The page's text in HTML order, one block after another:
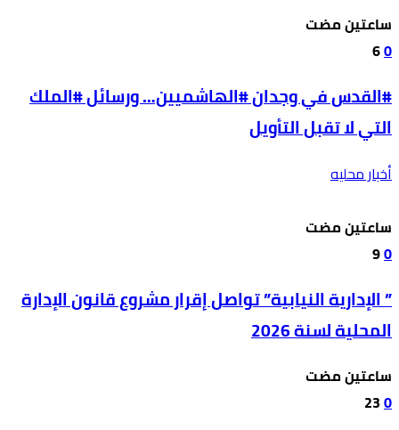
‫‫‫‏‫ساعتين مضت‬
0
6
#القدس في وجدان #الهاشميين… ورسائل #الملك
التي لا تقبل التأويل
أخبار محليه
‫‫‫‏‫ساعتين مضت‬
0
9
” الإدارية النيابية” تواصل إقرار مشروع قانون الإدارة
المحلية لسنة 2026
‫‫‫‏‫ساعتين مضت‬
0
23